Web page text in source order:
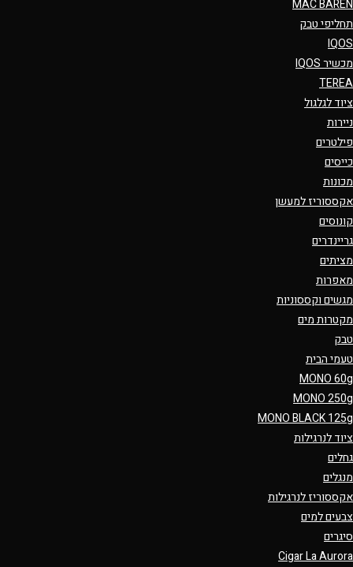
MAC BAREN
תחליפי טבק
IQOS
מכשיר IQOS
TEREA
ציוד לגלגול
ניירות
פילטרים
כייסים
מכונות
אקססוריז למעשן
קונוסים
גריינדרים
מציתים
מאפרות
מגשים וקססוניות
מקטרות מים
טבק
טעמי הבית
MONO 60g
MONO 250g
MONO BLACK 125g
ציוד לנרגילות
גחלים
מנגלים
אקססוריז לנרגילות
צבעים למים
סיגרים
Cigar La Aurora